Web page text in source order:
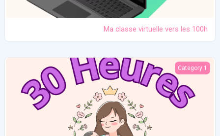
Ma classe virtuelle vers les 100h
Atelier pratique 27/12/2025
Category 1